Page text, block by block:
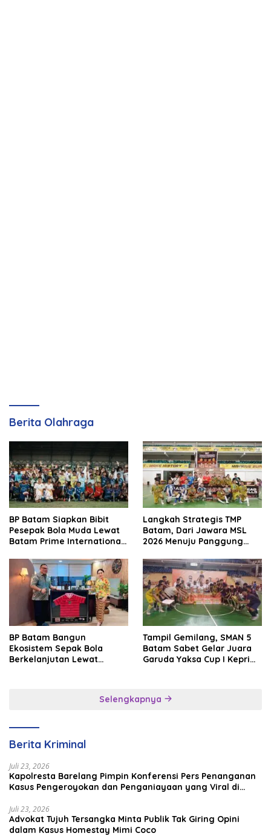
Berita Olahraga
BP Batam Siapkan Bibit
Pesepak Bola Muda Lewat
Batam Prime International
Langkah Strategis TMP
Batam, Dari Jawara MSL
2026 Menuju Panggung
BP Batam Bangun
Ekosistem Sepak Bola
Berkelanjutan Lewat
Tampil Gemilang, SMAN 5
Batam Sabet Gelar Juara
Garuda Yaksa Cup I Kepri
Selengkapnya
Berita Kriminal
Juli 23, 2026
Kapolresta Barelang Pimpin Konferensi Pers Penanganan
Kasus Pengeroyokan dan Penganiayaan yang Viral di
Juli 23, 2026
Advokat Tujuh Tersangka Minta Publik Tak Giring Opini
dalam Kasus Homestay Mimi Coco